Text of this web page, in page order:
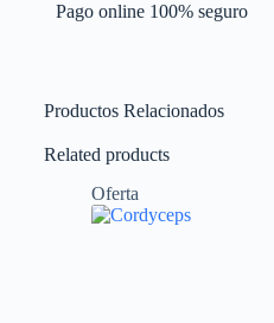
Pago online 100% seguro
Productos Relacionados
Related products
Oferta